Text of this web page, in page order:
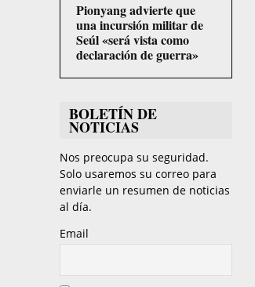
Pionyang advierte que
una incursión militar de
Seúl «será vista como
declaración de guerra»
BOLETÍN DE
NOTICIAS
Nos preocupa su seguridad.
Solo usaremos su correo para
enviarle un resumen de noticias
al día.
Email